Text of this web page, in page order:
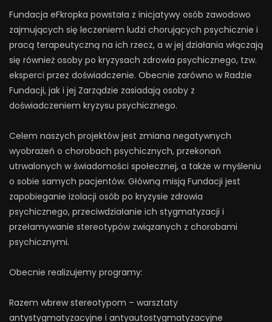
Fundacja eFkropka powstała z inicjatywy osób zawodowo
zajmujących się leczeniem ludzi chorujących psychicznie i
pracą terapeutyczną na ich rzecz, a w jej działania włączają
się również osoby po kryzysach zdrowia psychicznego, tzw.
eksperci przez doświadczenie. Obecnie zarówno w Radzie
Fundacji, jak i jej Zarządzie zasiadają osoby z
doświadczeniem kryzysu psychicznego.
Celem naszych projektów jest zmiana negatywnych
wyobrażeń o chorobach psychicznych, przekonań
utrwalonych w świadomości społecznej, a także w myśleniu
o sobie samych pacjentów. Główną misją Fundacji jest
zapobieganie izolacji osób po kryzysie zdrowia
psychicznego, przeciwdziałanie ich stygmatyzacji i
przełamywanie stereotypów związanych z chorobami
psychicznymi.
Obecnie realizujemy programy:
Razem wbrew stereotypom – warsztaty
antystygmatyzacyjne i antyautostygmatyzacyjne